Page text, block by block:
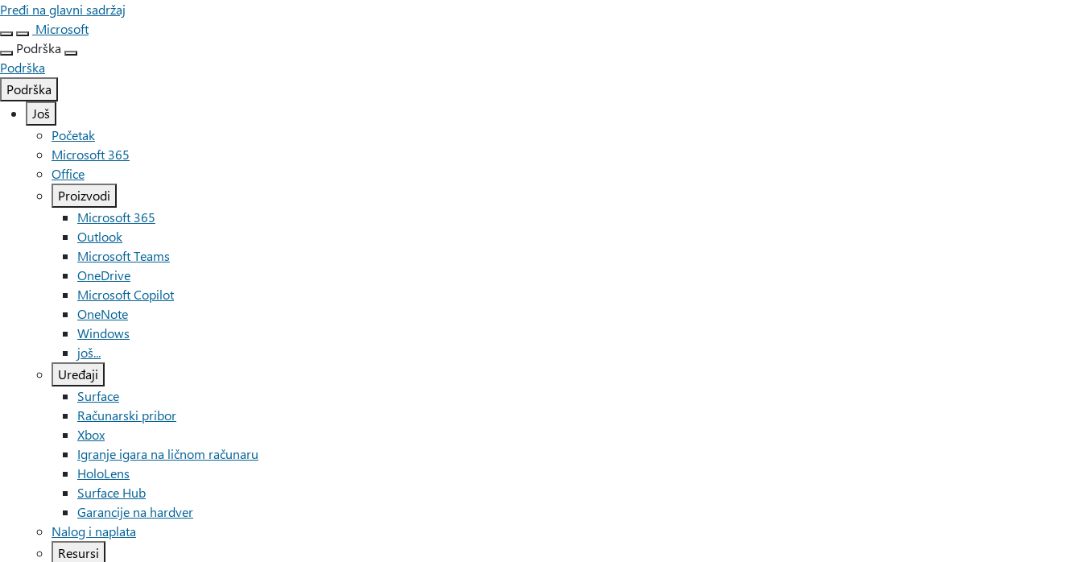
Pređi na glavni sadržaj
Microsoft
Podrška
Podrška
Podrška
Još
Početak
Microsoft 365
Office
Proizvodi
Microsoft 365
Outlook
Microsoft Teams
OneDrive
Microsoft Copilot
OneNote
Windows
još...
Uređaji
Surface
Računarski pribor
Xbox
Igranje igara na ličnom računaru
HoloLens
Surface Hub
Garancije na hardver
Nalog i naplata
Resursi